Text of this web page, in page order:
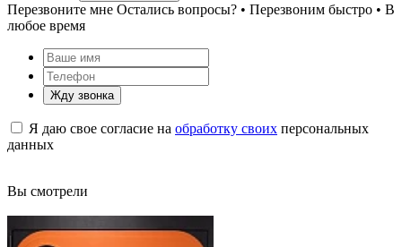
Перезвоните мне Остались вопросы? • Перезвоним быстро • В
любое время
Жду звонка
Я даю свое согласие на обработку своих персональных
данных
Вы смотрели